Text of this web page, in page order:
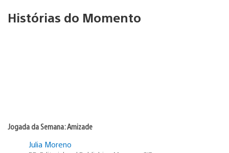
Histórias do Momento
Jogada da Semana: Amizade
Julia Moreno